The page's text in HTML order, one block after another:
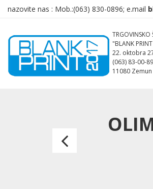
nazovite nas : Mob.:(063) 830-0896; e.mail
TRGOVINSKO
"BLANK
22. oktobra
(063) 83-00-
11080 Zemun
OLIMPIC